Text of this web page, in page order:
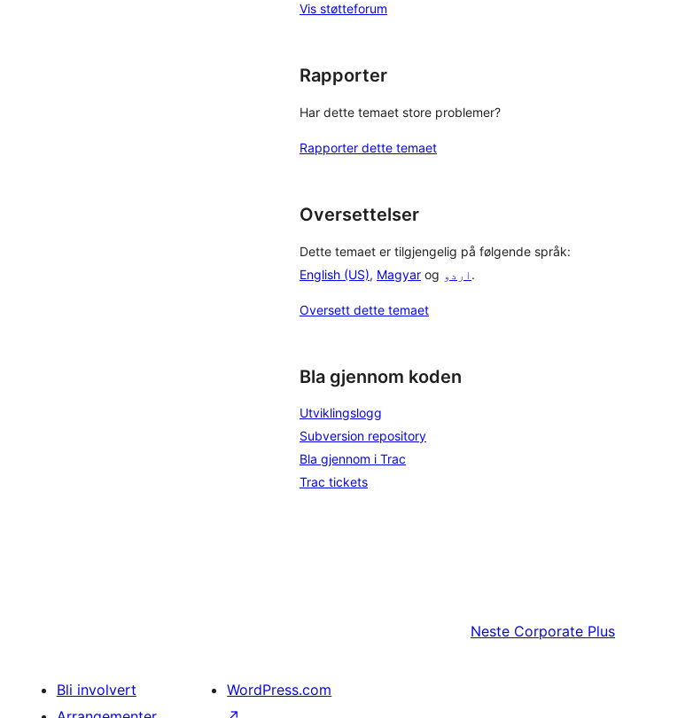
Vis støtteforum
Rapporter
Har dette temaet store problemer?
Rapporter dette temaet
Oversettelser
Dette temaet er tilgjengelig på følgende språk:
English (US), Magyar og اردو .
Oversett dette temaet
Bla gjennom koden
Utviklingslogg
Subversion repository
Bla gjennom i Trac
Trac tickets
Neste Corporate Plus
Bli involvert
WordPress.com